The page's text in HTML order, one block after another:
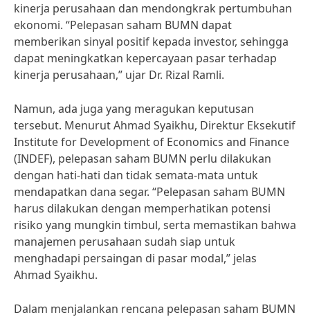
kinerja perusahaan dan mendongkrak pertumbuhan
ekonomi. “Pelepasan saham BUMN dapat
memberikan sinyal positif kepada investor, sehingga
dapat meningkatkan kepercayaan pasar terhadap
kinerja perusahaan,” ujar Dr. Rizal Ramli.
Namun, ada juga yang meragukan keputusan
tersebut. Menurut Ahmad Syaikhu, Direktur Eksekutif
Institute for Development of Economics and Finance
(INDEF), pelepasan saham BUMN perlu dilakukan
dengan hati-hati dan tidak semata-mata untuk
mendapatkan dana segar. “Pelepasan saham BUMN
harus dilakukan dengan memperhatikan potensi
risiko yang mungkin timbul, serta memastikan bahwa
manajemen perusahaan sudah siap untuk
menghadapi persaingan di pasar modal,” jelas
Ahmad Syaikhu.
Dalam menjalankan rencana pelepasan saham BUMN